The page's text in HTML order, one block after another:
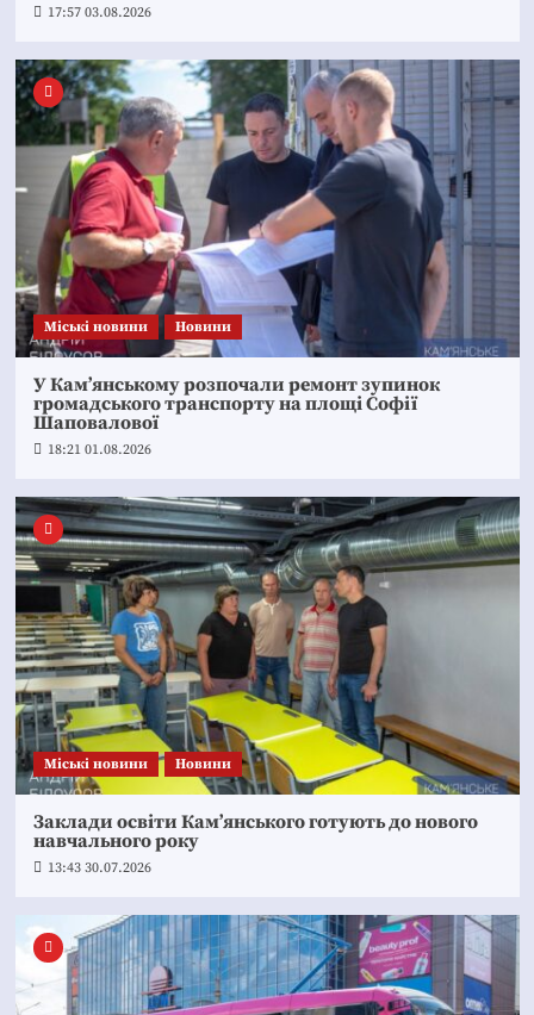
17:57 03.08.2026
Mіські новини Новини
У Кам’янському розпочали ремонт зупинок
громадського транспорту на площі Софії
Шаповалової
18:21 01.08.2026
Mіські новини Новини
Заклади освіти Кам’янського готують до нового
навчального року
13:43 30.07.2026